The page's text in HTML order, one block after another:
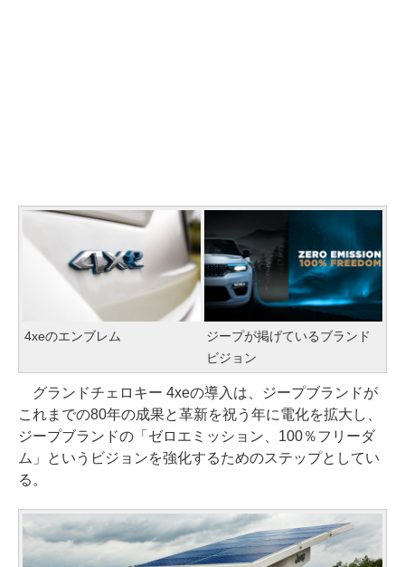
4xeのエンブレム
ジープが掲げているブランド
ビジョン
グランドチェロキー 4xeの導入は、ジープブランドが
これまでの80年の成果と革新を祝う年に電化を拡大し、
ジープブランドの「ゼロエミッション、100％フリーダ
ム」というビジョンを強化するためのステップとしてい
る。